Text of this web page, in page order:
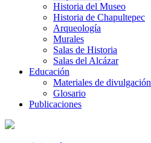
Historia del Museo
Historia de Chapultepec
Arqueología
Murales
Salas de Historia
Salas del Alcázar
Educación
Materiales de divulgación
Glosario
Publicaciones